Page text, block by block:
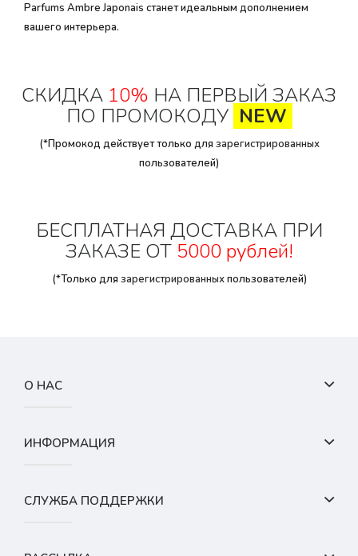
Parfums Ambre Japonais станет идеальным дополнением
вашего интерьера.
СКИДКА 10% НА ПЕРВЫЙ ЗАКАЗ
ПО ПРОМОКОДУ NEW
(*Промокод действует только для зарегистрированных
пользователей)
БЕСПЛАТНАЯ ДОСТАВКА ПРИ
ЗАКАЗЕ ОТ 5000 рублей!
(*Только для зарегистрированныхпользователей)
О НАС
ИНФОРМАЦИЯ
СЛУЖБА ПОДДЕРЖКИ